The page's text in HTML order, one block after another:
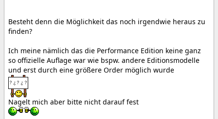
Besteht denn die Möglichkeit das noch irgendwie heraus zu
finden?
Ich meine nämlich das die Performance Edition keine ganz
so offizielle Auflage war wie bspw. andere Editionsmodelle
und erst durch eine größere Order möglich wurde
Nagelt mich aber bitte nicht darauf fest